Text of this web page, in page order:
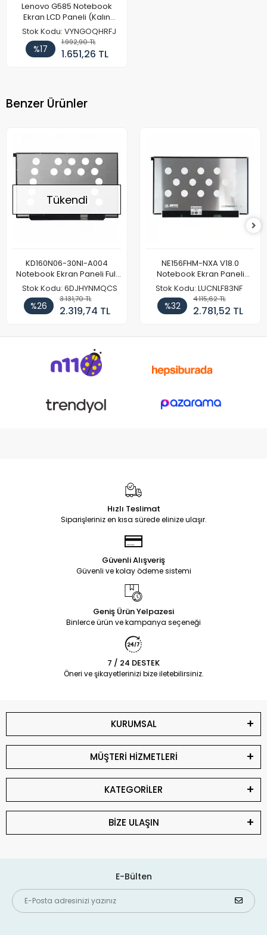
Lenovo G585 Notebook
Ekran LCD Paneli (Kalın
Kasa)
Stok Kodu: VYNGOQHRFJ
%17
1.992,90 TL
1.651,26 TL
Benzer Ürünler
Tükendi
KD160N06-30NI-A004
Notebook Ekran Paneli Full
HD
Stok Kodu: 6DJHYNMQCS
%26
3.131,70 TL
2.319,74 TL
NE156FHM-NXA V18.0
Notebook Ekran Paneli
144Hz
Stok Kodu: LUCNLF83NF
%32
4.115,62 TL
2.781,52 TL
Hızlı Teslimat
Siparişleriniz en kısa sürede elinize ulaşır.
Güvenli Alışveriş
Güvenli ve kolay ödeme sistemi
Geniş Ürün Yelpazesi
Binlerce ürün ve kampanya seçeneği
7 / 24 DESTEK
Öneri ve şikayetlerinizi bize iletebilirsiniz.
KURUMSAL
MÜŞTERİ HİZMETLERİ
KATEGORİLER
BİZE ULAŞIN
E-Bülten